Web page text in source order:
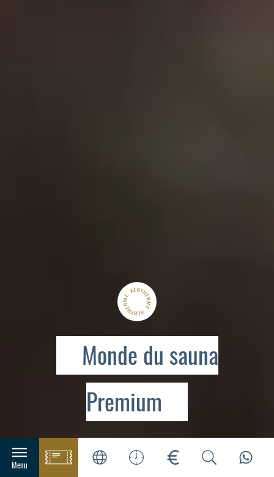
Navigation principale
Menu
Monde du sauna
Premium